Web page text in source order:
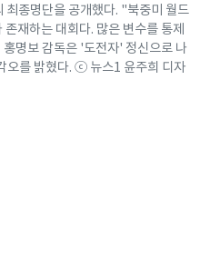
종명단을 공개했다. "북중미 월드
재하는 대회다. 많은 변수를 통제
명보 감독은 '도전자' 정신으로 나
오를 밝혔다. ⓒ 뉴스1 윤주희 디자